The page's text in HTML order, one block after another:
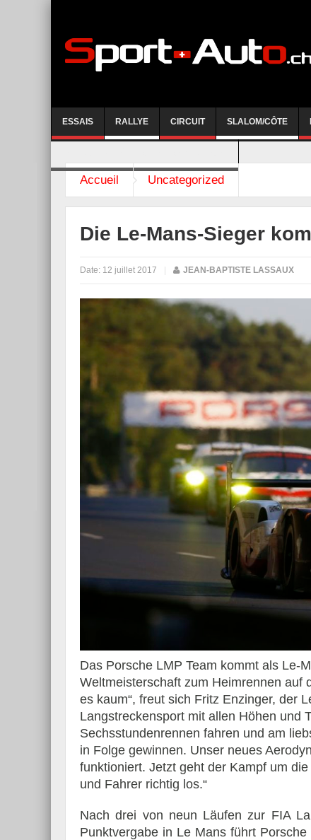
ESSAIS RALLYE CIRCUIT SLALOM/CÔTE
Accueil Uncategorized
Die Le-Mans-Sieger
Date: 12 juillet 2017 JEAN-BAPTISTE LASSAUX
Das Porsche LMP Team kommt als Le-
Weltmeisterschaft zum Heimrennen auf
es kaum“, freut sich Fritz Enzinger, der
Langstreckensport mit allen Höhen und
Sechsstundenrennen fahren und am
in Folge gewinnen. Unser neues
funktioniert. Jetzt geht der Kampf um
und Fahrer richtig los.“
Nach drei von neun Läufen zur FIA
Punktvergabe in Le Mans führt
Essai – Morgan